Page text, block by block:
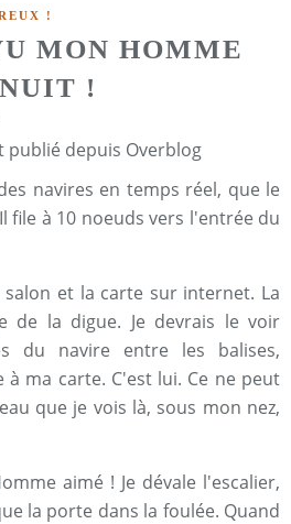
!
MON HOMME
!
publié depuis Overblog
navires en temps réel, que le
file à 10 noeuds vers l'entrée du
et la carte sur internet. La
de la digue. Je devrais le voir
du navire entre les balises,
ma carte. C'est lui. Ce ne peut
que je vois là, sous mon nez,
aimé ! Je dévale l'escalier,
la porte dans la foulée. Quand